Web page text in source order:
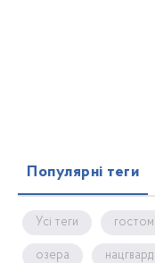
Популярні теги
Усі теги
озера